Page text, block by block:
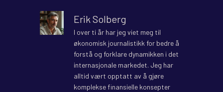
Erik Solberg
I over ti år har jeg viet meg til
økonomisk journalistikk for bedre å
forstå og forklare dynamikken i det
internasjonale markedet. Jeg har
alltid vært opptatt av å gjøre
komplekse finansielle konsepter